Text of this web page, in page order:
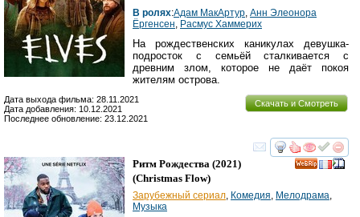
В ролях:Адам МакАртур Анн Элеонора
Ёргенсен Расмус Хаммерих
На рождественских каникулах девушка-
подросток с семьёй сталкивается с
древним злом, которое не даёт покоя
жителям острова.
Скачать и Смотреть
Дата выхода фильма: 28.11.2021
Дата добавления: 10.12.2021
Последнее обновление: 23.12.2021
смотреть
Ритм Рождества (2021)
(Christmas Flow)
Зарубежный сериал Комедия Мелодрама
Музыка